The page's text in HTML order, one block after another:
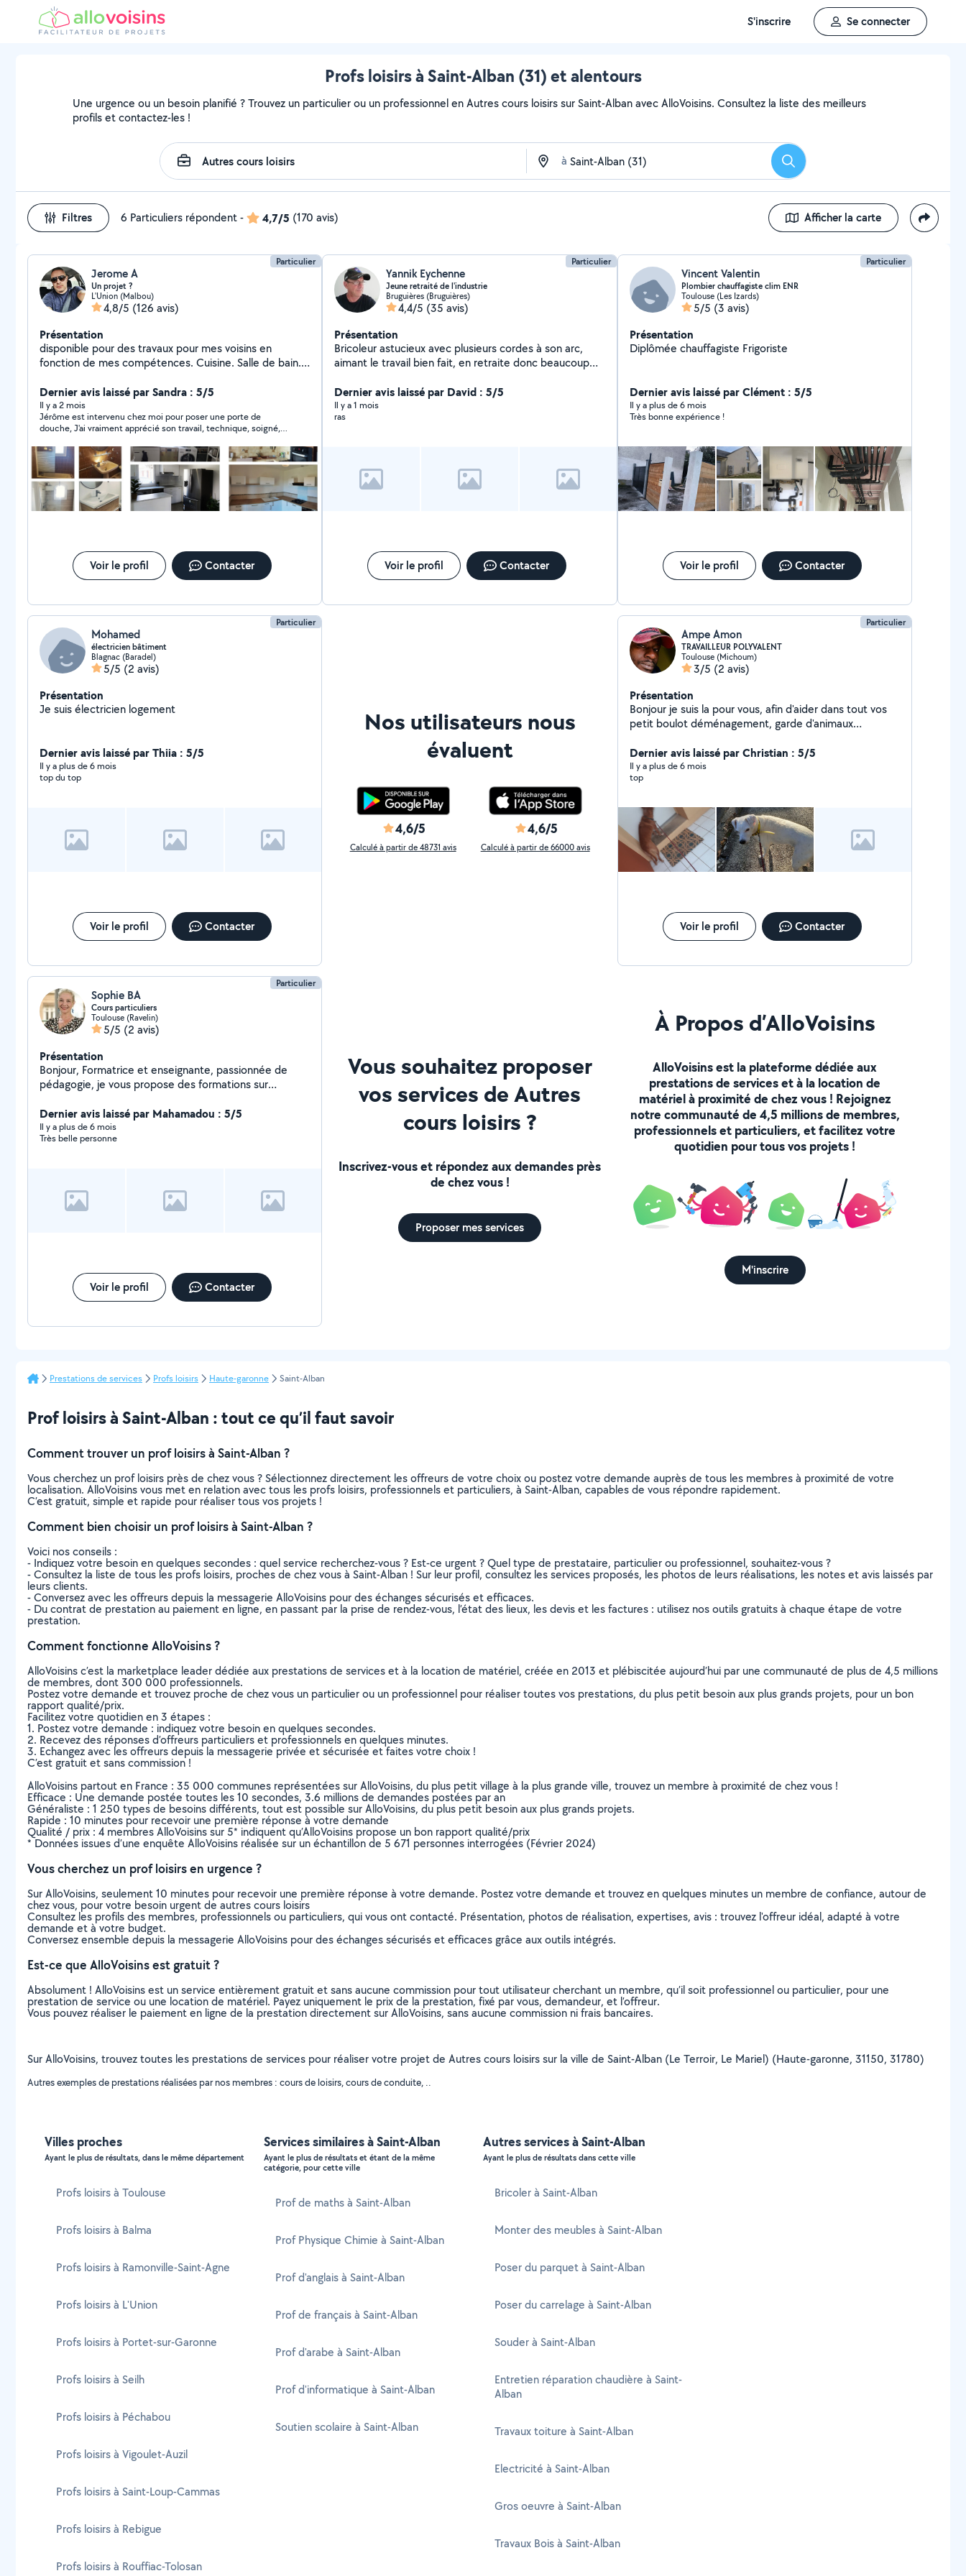
S'inscrire Se connecter
Profs loisirs à Saint-Alban (31) et alentours
Une urgence ou un besoin planifié ? Trouvez un particulier ou un professionnel en Autres cours loisirs sur Saint-Alban avec AlloVoisins. Consultez la liste des meilleurs
profils et contactez-les !
à Rechercher
Filtres 6 Particuliers répondent- 4,7/5 (170 avis) Afficher la carte
Particulier
Jerome A
Un projet ?
L'Union (Malbou)
4,8/5 (126 avis)
Présentation
disponible pour des travaux pour mes voisins en
fonction de mes compétences. Cuisine. Salle de bain.
Lustre. Nettoyage. Renovation N'hésitez pas car je suis
sur L'union donc pas loin. En vous remerciant et au
plaisir de pouvoir vous aider.
Dernier avis laissé par Sandra : 5/5
Il y a 2 mois
Jérôme est intervenu chez moi pour poser une porte de
douche, J'ai vraiment apprécié son travail, technique, soigné,
vivement Jérôme,
Voir le profil Contacter
Particulier
Yannik Eychenne
Jeune retraité de l'industrie
Bruguières (Bruguières)
4,4/5 (35 avis)
Présentation
Bricoleur astucieux avec plusieurs cordes à son arc,
aimant le travail bien fait, en retraite donc beaucoup
domaines.Je suis également adhérent à l'association La
boîte à Utile à bruguieres spécialisé dans le dépannage
du petit et gros électroménager à Bruguieres 31150.
Dernier avis laissé par David : 5/5
Il y a 1 mois
ras
Voir le profil Contacter
Particulier
Vincent Valentin
Plombier chauffagiste clim ENR
Toulouse (Les Izards)
5/5 (3 avis)
Présentation
Diplômée chauffagiste Frigoriste
Dernier avis laissé par Clément : 5/5
Il y a plus de 6 mois
Très bonne expérience !
Voir le profil Contacter
Particulier
Mohamed
électricien bâtiment
Blagnac (Baradel)
5/5 (2 avis)
Présentation
Je suis électricien logement
Dernier avis laissé par Thiia : 5/5
Il y a plus de 6 mois
top du top
Voir le profil Contacter
Nos utilisateurs nous
évaluent
4,6/5
Calculé à partir de 48731 avis
4,6/5
Calculé à partir de 66000 avis
Particulier
Ampe Amon
TRAVAILLEUR POLYVALENT
Toulouse (Michoum)
3/5 (2 avis)
Présentation
Bonjour je suis la pour vous, afin d'aider dans tout vos
petit boulot déménagement, garde d'animaux
tous .
Dernier avis laissé par Christian : 5/5
Il y a plus de 6 mois
top
Voir le profil Contacter
Particulier
Sophie BA
Cours particuliers
Toulouse (Ravelin)
5/5 (2 avis)
Présentation
Bonjour, Formatrice et enseignante, passionnée de
pédagogie, je vous propose des formations sur
votre besoin et à vos modes d'apprentissage. -
Formations en langues : français anglais italien, pour
tous niveaux et tous publics - Soutien scolaire -
Dernier avis laissé par Mahamadou : 5/5
Il y a plus de 6 mois
Très belle personne
Voir le profil Contacter
Vous souhaitez proposer
vos services de Autres
cours loisirs ?
Inscrivez-vous et répondez aux demandes près
de chez vous !
Proposer mes services
À Propos d’AlloVoisins
AlloVoisins est la plateforme dédiée aux
prestations de services et à la location de
matériel à proximité de chez vous ! Rejoignez
notre communauté de 4,5 millions de membres,
professionnels et particuliers, et facilitez votre
quotidien pour tous vos projets !
M'inscrire
Prestations de services Profs loisirs Haute-garonne Saint-Alban
Prof loisirs à Saint-Alban : tout ce qu’il faut savoir
Comment trouver un prof loisirs à Saint-Alban ?
Vous cherchez un prof loisirs près de chez vous ? Sélectionnez directement les offreurs de votre choix ou postez votre demande auprès de tous les membres à proximité de votre
localisation. AlloVoisins vous met en relation avec tous les profs loisirs, professionnels et particuliers, à Saint-Alban, capables de vous répondre rapidement.
C’est gratuit, simple et rapide pour réaliser tous vos projets !
Comment bien choisir un prof loisirs à Saint-Alban ?
Voici nos conseils :
- Indiquez votre besoin en quelques secondes : quel service recherchez-vous ? Est-ce urgent ? Quel type de prestataire, particulier ou professionnel, souhaitez-vous ?
- Consultez la liste de tous les profs loisirs, proches de chez vous à Saint-Alban ! Sur leur profil, consultez les services proposés, les photos de leurs réalisations, les notes et avis laissés par
leurs clients.
- Conversez avec les offreurs depuis la messagerie AlloVoisins pour des échanges sécurisés et efficaces.
- Du contrat de prestation au paiement en ligne, en passant par la prise de rendez-vous, l’état des lieux, les devis et les factures : utilisez nos outils gratuits à chaque étape de votre
prestation.
Comment fonctionne AlloVoisins ?
AlloVoisins c’est la marketplace leader dédiée aux prestations de services et à la location de matériel, créée en 2013 et plébiscitée aujourd’hui par une communauté de plus de 4,5 millions
de membres, dont 300 000 professionnels.
Postez votre demande et trouvez proche de chez vous un particulier ou un professionnel pour réaliser toutes vos prestations, du plus petit besoin aux plus grands projets, pour un bon
rapport qualité/prix.
Facilitez votre quotidien en 3 étapes :
1. Postez votre demande : indiquez votre besoin en quelques secondes.
2. Recevez des réponses d’offreurs particuliers et professionnels en quelques minutes.
3. Echangez avec les offreurs depuis la messagerie privée et sécurisée et faites votre choix !
C’est gratuit et sans commission !
AlloVoisins partout en France : 35 000 communes représentées sur AlloVoisins, du plus petit village à la plus grande ville, trouvez un membre à proximité de chez vous !
Efficace : Une demande postée toutes les 10 secondes, 3.6 millions de demandes postées par an
Généraliste : 1 250 types de besoins différents, tout est possible sur AlloVoisins, du plus petit besoin aux plus grands projets.
Rapide : 10 minutes pour recevoir une première réponse à votre demande
Qualité / prix : 4 membres AlloVoisins sur 5* indiquent qu’AlloVoisins propose un bon rapport qualité/prix
* Données issues d’une enquête AlloVoisins réalisée sur un échantillon de 5 671 personnes interrogées (Février 2024)
Vous cherchez un prof loisirs en urgence ?
Sur AlloVoisins, seulement 10 minutes pour recevoir une première réponse à votre demande. Postez votre demande et trouvez en quelques minutes un membre de confiance, autour de
chez vous, pour votre besoin urgent de autres cours loisirs
Consultez les profils des membres, professionnels ou particuliers, qui vous ont contacté. Présentation, photos de réalisation, expertises, avis : trouvez l'offreur idéal, adapté à votre
demande et à votre budget.
Conversez ensemble depuis la messagerie AlloVoisins pour des échanges sécurisés et efficaces grâce aux outils intégrés.
Est-ce que AlloVoisins est gratuit ?
Absolument ! AlloVoisins est un service entièrement gratuit et sans aucune commission pour tout utilisateur cherchant un membre, qu’il soit professionnel ou particulier, pour une
prestation de service ou une location de matériel. Payez uniquement le prix de la prestation, fixé par vous, demandeur, et l’offreur.
Vous pouvez réaliser le paiement en ligne de la prestation directement sur AlloVoisins, sans aucune commission ni frais bancaires.
Sur AlloVoisins, trouvez toutes les prestations de services pour réaliser votre projet de Autres cours loisirs sur la ville de Saint-Alban (Le Terroir, Le Mariel) (Haute-garonne, 31150, 31780)
Autres exemples de prestations réalisées par nos membres : cours de loisirs, cours de conduite, ..
Villes proches
Ayant le plus de résultats, dans le même département
Profs loisirs à Toulouse
Profs loisirs à Balma
Profs loisirs à Ramonville-Saint-Agne
Profs loisirs à L'Union
Profs loisirs à Portet-sur-Garonne
Profs loisirs à Seilh
Profs loisirs à Péchabou
Profs loisirs à Vigoulet-Auzil
Profs loisirs à Saint-Loup-Cammas
Profs loisirs à Rebigue
Profs loisirs à Rouffiac-Tolosan
Services similaires à Saint-Alban
Ayant le plus de résultats et étant de la même
catégorie, pour cette ville
Prof de maths à Saint-Alban
Prof Physique Chimie à Saint-Alban
Prof d'anglais à Saint-Alban
Prof de français à Saint-Alban
Prof d'arabe à Saint-Alban
Prof d'informatique à Saint-Alban
Soutien scolaire à Saint-Alban
Autres services à Saint-Alban
Ayant le plus de résultats dans cette ville
Bricoler à Saint-Alban
Monter des meubles à Saint-Alban
Poser du parquet à Saint-Alban
Poser du carrelage à Saint-Alban
Souder à Saint-Alban
Entretien réparation chaudière à Saint-
Alban
Travaux toiture à Saint-Alban
Electricité à Saint-Alban
Gros oeuvre à Saint-Alban
Travaux Bois à Saint-Alban